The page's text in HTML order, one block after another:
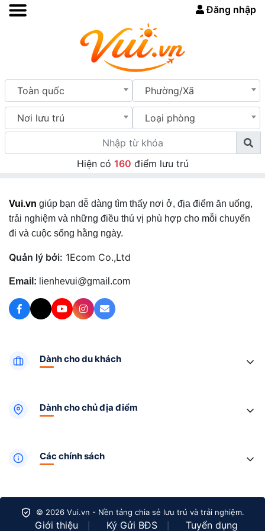
Đăng nhập
Toàn quốc Phường/Xã
Nơi lưu trú Loại phòng
Hiện có 160 điểm lưu trú
Vui.vn giúp bạn dễ dàng tìm thấy nơi ở, địa điểm ăn uống,
trải nghiệm và những điều thú vị phù hợp cho mỗi chuyến
đi và cuộc sống hằng ngày.
Quản lý bởi: 1Ecom Co.,Ltd
Email: lienhevui@gmail.com
Dành cho du khách
Dành cho chủ địa điểm
Các chính sách
© 2026 Vui.vn - Nền tảng chia sẻ lưu trú và trải nghiệm.
Giới thiệu Ký Gửi BĐS Tuyển dụng